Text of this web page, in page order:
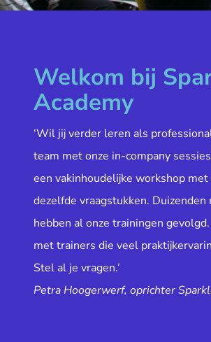
Welkom bij
Academy
‘Wil jij verder leren als
team met onze in-company
een vakinhoudelijke workshop
dezelfde vraagstukken. Duizenden
hebben al onze trainingen
met trainers die veel
Stel al je vragen.’
Petra Hoogerwerf, oprichter